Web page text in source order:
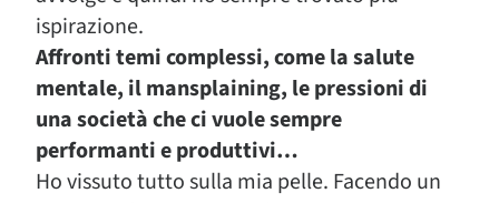
ispirazione.
Affronti temi complessi, come la salute
mentale, il mansplaining, le pressioni di
una società che ci vuole sempre
performanti e produttivi…
Ho vissuto tutto sulla mia pelle. Facendo un